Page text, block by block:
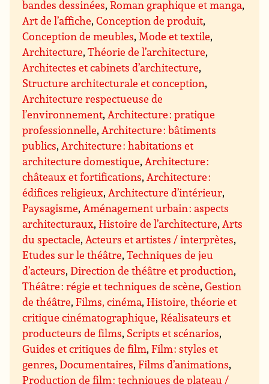
bandes dessinées,Roman graphique et manga,
Art de l’affiche,Conception de produit,
Conception de meubles,Mode et textile,
Architecture,Théorie de l’architecture,
Architectes et cabinets d’architecture,
Structure architecturale et conception,
Architecture respectueuse de
l’environnement,Architecture : pratique
professionnelle,Architecture : bâtiments
publics,Architecture : habitations et
architecture domestique,Architecture :
châteaux et fortifications,Architecture :
édifices religieux,Architecture d’intérieur,
Paysagisme,Aménagement urbain : aspects
architecturaux,Histoire de l’architecture,Arts
du spectacle,Acteurs et artistes / interprètes,
Etudes sur le théâtre,Techniques de jeu
d’acteurs,Direction de théâtre et production,
Théâtre : régie et techniques de scène,Gestion
de théâtre,Films, cinéma,Histoire, théorie et
critique cinématographique,Réalisateurs et
producteurs de films, Scripts et scénarios,
Guides et critiques de film,Film : styles et
genres,Documentaires,Films d’animations,
Production de film : techniques de plateau /